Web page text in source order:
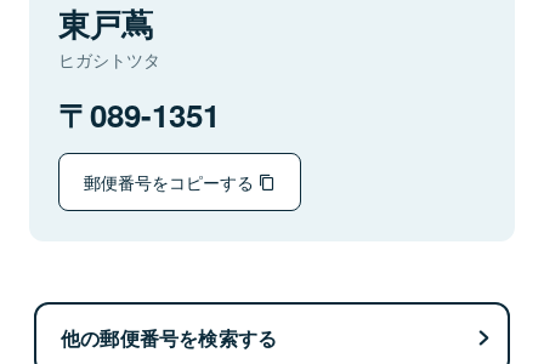
東戸蔦
ヒガシトツタ
089-1351
郵便番号をコピーする
他の郵便番号を検索する